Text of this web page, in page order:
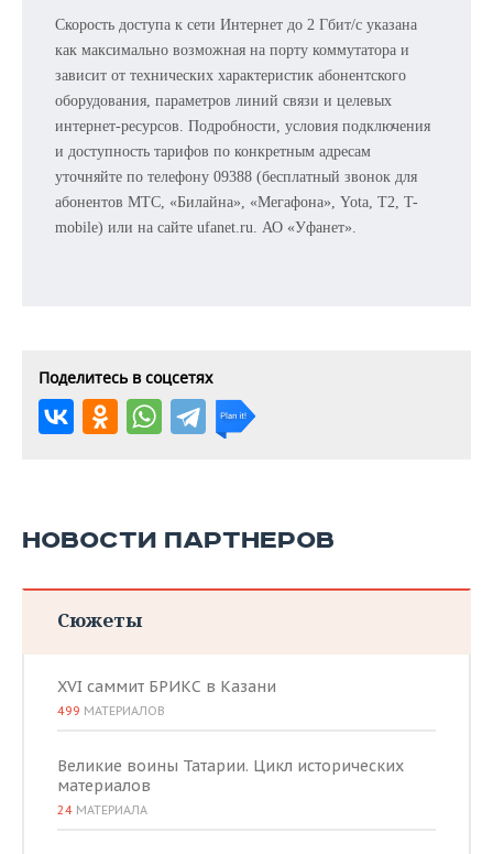
Скорость доступа к сети Интернет до 2 Гбит/с указана
как максимально возможная на порту коммутатора и
зависит от технических характеристик абонентского
оборудования, параметров линий связи и целевых
интернет-ресурсов. Подробности, условия подключения
и доступность тарифов по конкретным адресам
уточняйте по телефону 09388 (бесплатный звонок для
абонентов МТС, «Билайна», «Мегафона», Yota, T2, T-
mobile) или на сайте ufanet.ru. АО «Уфанет».
Поделитесь в соцсетях
НОВОСТИ ПАРТНЕРОВ
Сюжеты
XVI саммит БРИКС в Казани
499 МАТЕРИАЛОВ
Великие воины Татарии. Цикл исторических
материалов
24 МАТЕРИАЛА